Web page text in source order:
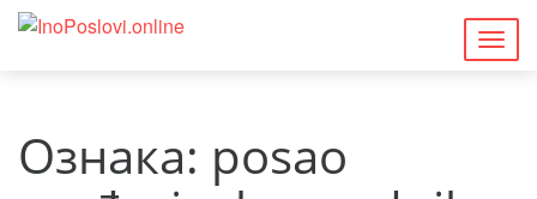
Ознака: posao